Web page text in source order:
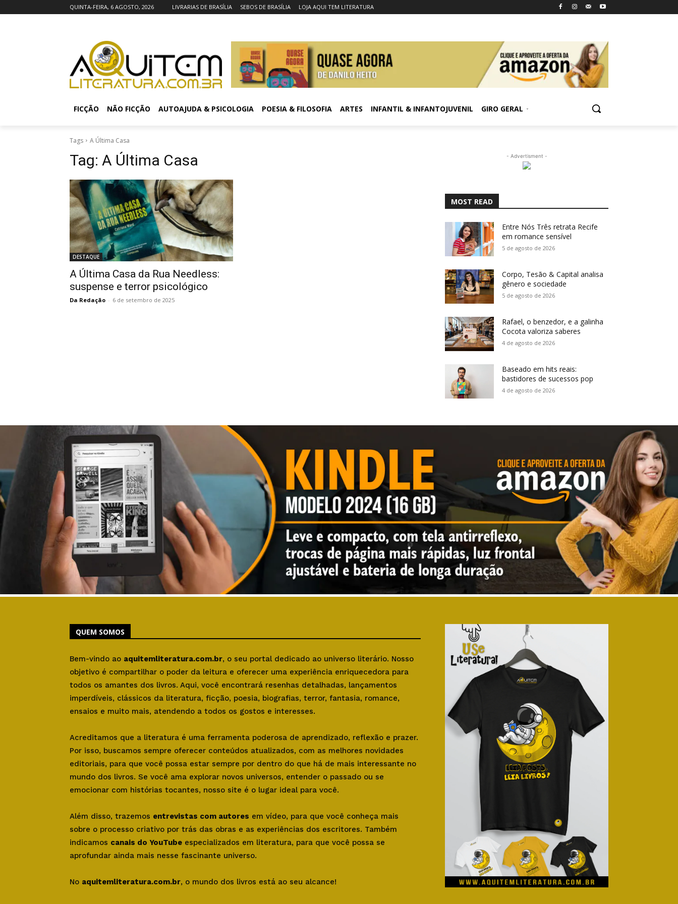
QUINTA-FEIRA, 6 AGOSTO, 2026 LIVRARIAS DE BRASÍLIA SEBOS DE BRASÍLIA LOJA AQUI TEM LITERATURA
FICÇÃO NÃO FICÇÃO AUTOAJUDA & PSICOLOGIA POESIA & FILOSOFIA ARTES INFANTIL & INFANTOJUVENIL GIRO GERAL
Tags A Última Casa
Tag: A Última Casa
DESTAQUE
A Última Casa da Rua Needless:
suspense e terror psicológico
Da Redação - 6 de setembro de 2025
- Advertisment -
MOST READ
Entre Nós Três retrata Recife
em romance sensível
5 de agosto de 2026
Corpo, Tesão & Capital analisa
gênero e sociedade
5 de agosto de 2026
Rafael, o benzedor, e a galinha
Cocota valoriza saberes
4 de agosto de 2026
Baseado em hits reais:
bastidores de sucessos pop
4 de agosto de 2026
QUEM SOMOS
Bem-vindo ao aquitemliteratura.com.br, o seu portal dedicado ao universo literário. Nosso
objetivo é compartilhar o poder da leitura e oferecer uma experiência enriquecedora para
todos os amantes dos livros. Aqui, você encontrará resenhas detalhadas, lançamentos
imperdíveis, clássicos da literatura, ficção, poesia, biografias, terror, fantasia, romance,
ensaios e muito mais, atendendo a todos os gostos e interesses.
Acreditamos que a literatura é uma ferramenta poderosa de aprendizado, reflexão e prazer.
Por isso, buscamos sempre oferecer conteúdos atualizados, com as melhores novidades
editoriais, para que você possa estar sempre por dentro do que há de mais interessante no
mundo dos livros. Se você ama explorar novos universos, entender o passado ou se
emocionar com histórias tocantes, nosso site é o lugar ideal para você.
Além disso, trazemos entrevistas com autores em vídeo, para que você conheça mais
sobre o processo criativo por trás das obras e as experiências dos escritores. Também
indicamos canais do YouTube especializados em literatura, para que você possa se
aprofundar ainda mais nesse fascinante universo.
No aquitemliteratura.com.br, o mundo dos livros está ao seu alcance!